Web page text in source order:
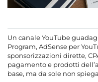
Un canale YouTube
Program, AdSense per
sponsorizzazioni dirette,
pagamento e prodotti
base, ma da sole non